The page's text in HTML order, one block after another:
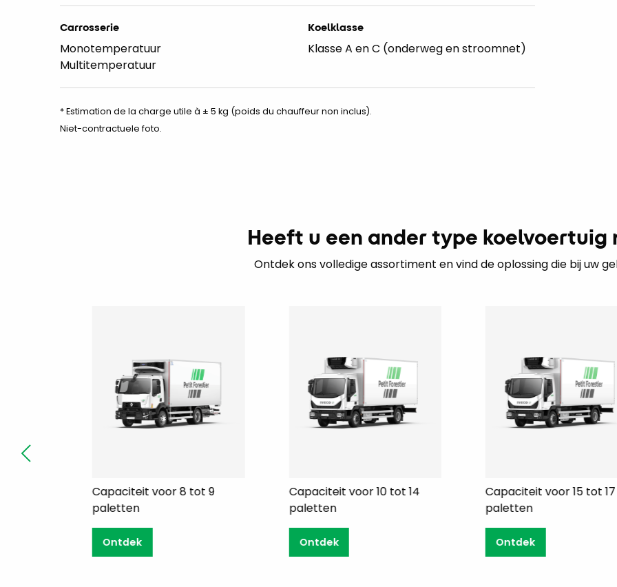
Carrosserie
Monotemperatuur
Multitemperatuur
Koelklasse
Klasse A en C (onderweg en stroomnet)
* Estimation de la charge utile à ± 5 kg (poids du chauffeur non inclus).
Niet-contractuele foto.
Heeft u een ander type koelvoertuig
Ontdek ons volledige assortiment en vind de oplossing die bij uw
Capaciteit voor 8 tot 9
paletten
Ontdek
Capaciteit voor 10 tot 14
paletten
Ontdek
Capaciteit voor 15 tot 17
paletten
Ontdek